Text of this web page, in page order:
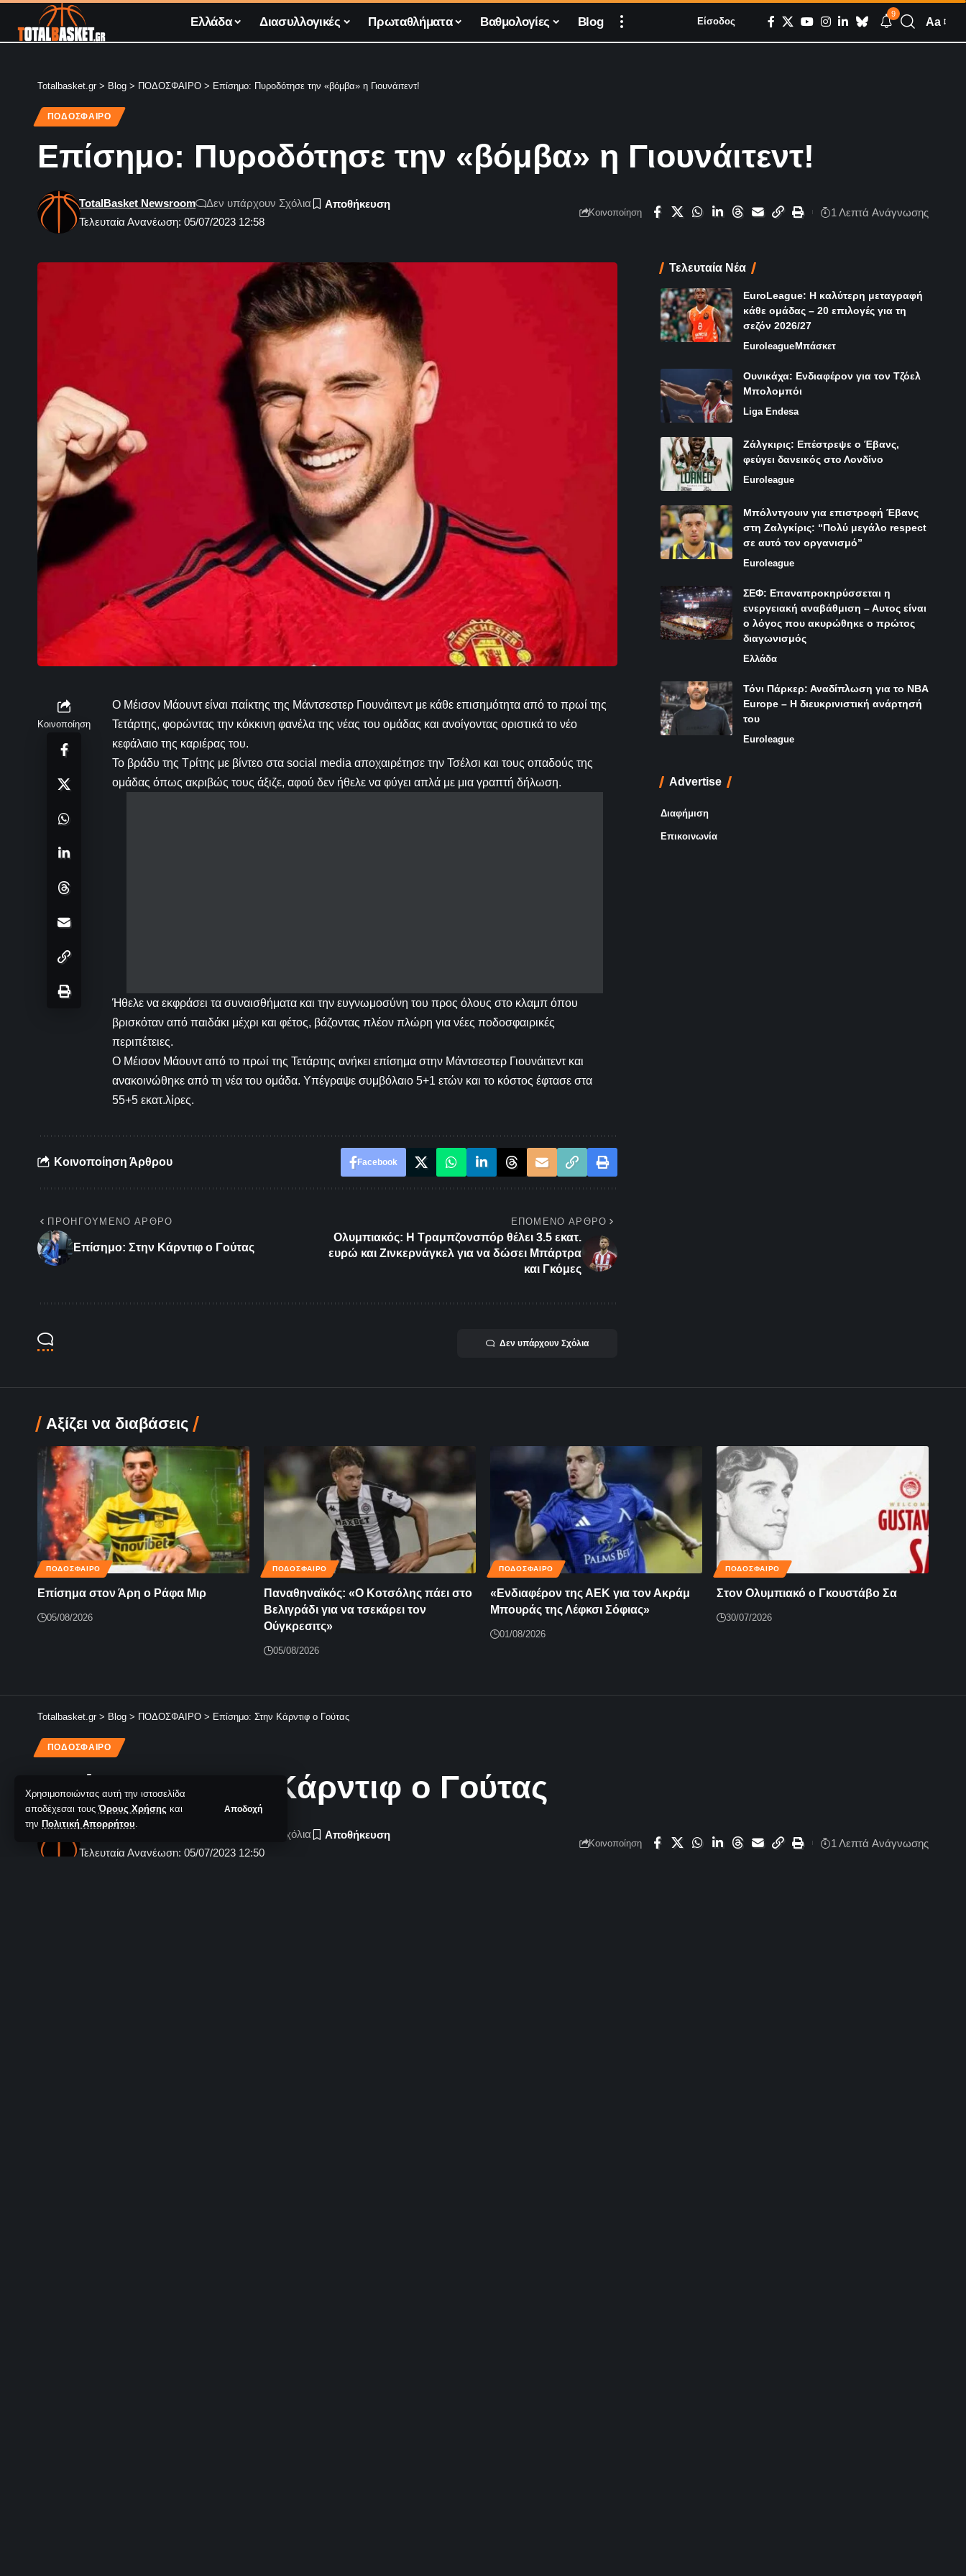
Χρησιμοποιώντας αυτή την ιστοσελίδα
αποδέχεσαι τουςΌρους Χρήσης και
την Πολιτική Απορρήτου.
Αποδοχή
Ελλάδα Διασυλλογικές Πρωταθλήματα Βαθμολογίες Blog Είσοδος
9
Aa
Totalbasket.gr > Blog > ΠΟΔΟΣΦΑΙΡΟ > Επίσημο: Πυροδότησε την «βόμβα» η Γιουνάιτεντ!
ΠΟΔΟΣΦΑΙΡΟ
Επίσημο: Πυροδότησε την «βόμβα» η Γιουνάιτεντ!
Τελευταία Ανανέωση: 05/07/2023 12:58
TotalBasket Newsroom Δεν υπάρχουν Σχόλια
Κοινοποίηση 1 Λεπτά Aνάγνωσης
Κοινοποίηση
Ο Μέισον Μάουντ είναι παίκτης της Μάντσεστερ Γιουνάιτεντ με κάθε επισημότητα από το πρωί της
Τετάρτης, φορώντας την κόκκινη φανέλα της νέας του ομάδας και ανοίγοντας οριστικά το νέο
κεφάλαιο της καριέρας του.
Το βράδυ της Τρίτης με βίντεο στα social media αποχαιρέτησε την Τσέλσι και τους οπαδούς της
ομάδας όπως ακριβώς τους άξιζε, αφού δεν ήθελε να φύγει απλά με μια γραπτή δήλωση.
Ήθελε να εκφράσει τα συναισθήματα και την ευγνωμοσύνη του προς όλους στο κλαμπ όπου
βρισκόταν από παιδάκι μέχρι και φέτος, βάζοντας πλέον πλώρη για νέες ποδοσφαιρικές
περιπέτειες.
Ο Μέισον Μάουντ από το πρωί της Τετάρτης ανήκει επίσημα στην Μάντσεστερ Γιουνάιτεντ και
ανακοινώθηκε από τη νέα του ομάδα. Υπέγραψε συμβόλαιο 5+1 ετών και το κόστος έφτασε στα
55+5 εκατ.λίρες.
Κοινοποίηση Άρθρου Facebook
ΠΡΟΗΓΟΎΜΕΝΟ ΆΡΘΡΟ
Επίσημο: Στην Κάρντιφ ο Γούτας
ΕΠΌΜΕΝΟ ΆΡΘΡΟ
Ολυμπιακός: Η Τραμπζονσπόρ θέλει 3.5 εκατ.
ευρώ και Ζινκερνάγκελ για να δώσει Μπάρτρα
και Γκόμες
Δεν υπάρχουν Σχόλια
Τελευταία Νέα
EuroLeague: Η καλύτερη μεταγραφή
κάθε ομάδας – 20 επιλογές για τη
σεζόν 2026/27
EuroleagueΜπάσκετ
Ουνικάχα: Ενδιαφέρον για τον Τζόελ
Μπολομπόι
Liga Endesa
Ζάλγκιρις: Επέστρεψε ο Έβανς,
φεύγει δανεικός στο Λονδίνο
Euroleague
Μπόλντγουιν για επιστροφή Έβανς
στη Ζαλγκίρις: “Πολύ μεγάλο respect
σε αυτό τον οργανισμό”
Euroleague
ΣΕΦ: Επαναπροκηρύσσεται η
ενεργειακή αναβάθμιση – Αυτος είναι
ο λόγος που ακυρώθηκε ο πρώτος
διαγωνισμός
Ελλάδα
Τόνι Πάρκερ: Αναδίπλωση για το NBA
Europe – Η διευκρινιστική ανάρτησή
του
Euroleague
Advertise
Διαφήμιση
Επικοινωνία
Αξίζει να διαβάσεις
ΠΟΔΟΣΦΑΙΡΟ
Επίσημα στον Άρη ο Ράφα Μιρ
05/08/2026
ΠΟΔΟΣΦΑΙΡΟ
Παναθηναϊκός: «Ο Κοτσόλης πάει στο
Βελιγράδι για να τσεκάρει τον
Ούγκρεσιτς»
05/08/2026
ΠΟΔΟΣΦΑΙΡΟ
«Ενδιαφέρον της ΑΕΚ για τον Ακράμ
Μπουράς της Λέφκσι Σόφιας»
01/08/2026
ΠΟΔΟΣΦΑΙΡΟ
Στον Ολυμπιακό ο Γκουστάβο Σα
30/07/2026
Totalbasket.gr > Blog > ΠΟΔΟΣΦΑΙΡΟ > Επίσημο: Στην Κάρντιφ ο Γούτας
ΠΟΔΟΣΦΑΙΡΟ
Επίσημο: Στην Κάρντιφ ο Γούτας
Τελευταία Ανανέωση: 05/07/2023 12:50
Δεν υπάρχουν Σχόλια
Κοινοποίηση 1 Λεπτά Aνάγνωσης